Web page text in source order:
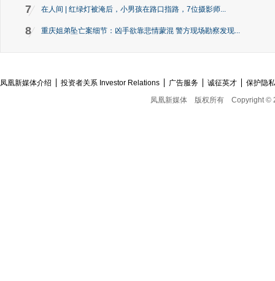
7 在人间 | 红绿灯被淹后，小男孩在路口指路，7位摄影师...
8 重庆姐弟坠亡案细节：凶手欲靠悲情蒙混 警方现场勘察发现...
凤凰新媒体介绍 投资者关系 Investor Relations 广告服务 诚征英才
保护隐
凤凰新媒体
版权所有 Copyright ©